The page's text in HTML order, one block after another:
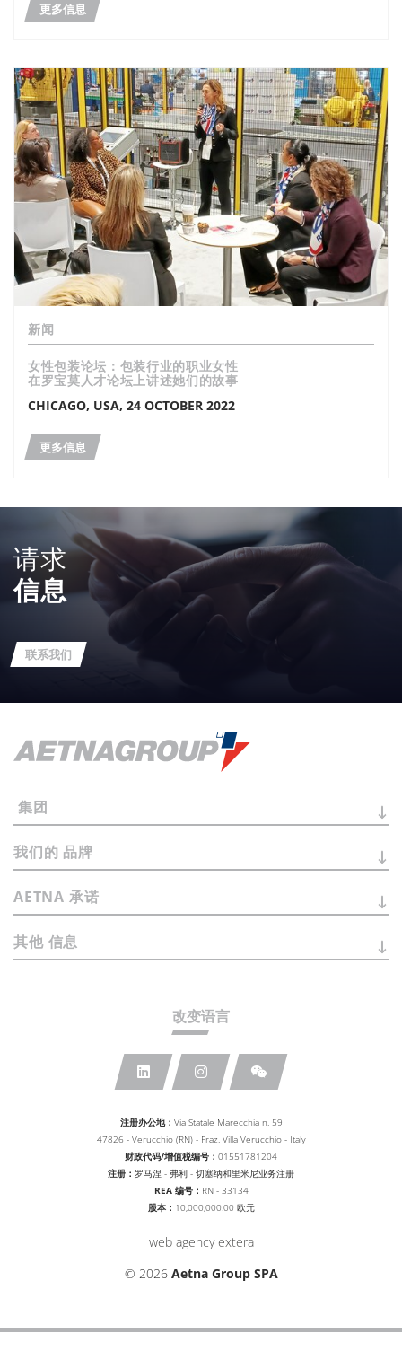
更多信息
新闻
女性包装论坛：包装行业的职业女性
在罗宝莫人才论坛上讲述她们的故事
CHICAGO, USA, 24 OCTOBER 2022
更多信息
请求
信息
联系我们
注册办公地： Via Statale Marecchia n. 59
47826 - Verucchio (RN) - Fraz. Villa Verucchio - Italy
财政代码/增值税编号： 01551781204
注册： 罗马涅 - 弗利 - 切塞纳和里米尼业务注册
REA 编号： RN - 33134
股本： 10,000,000.00 欧元
web agency extera
© 2026 Aetna Group SPA
改变语言
集团
我们的 品牌
AETNA 承诺
其他 信息